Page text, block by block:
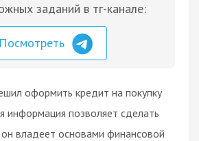
заданий в тг-канале:
Посмотреть
оформить кредит на покупку
информация позволяет сделать
владеет основами финансовой